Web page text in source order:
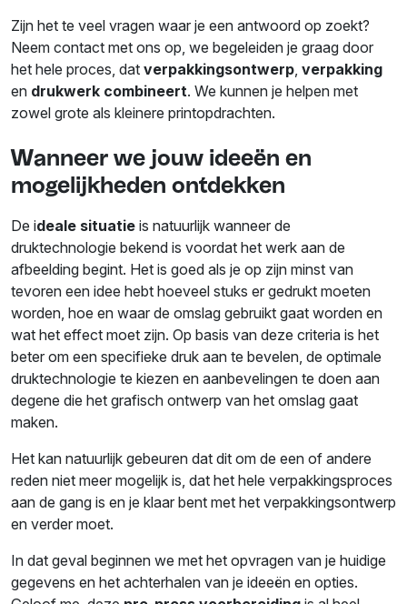
Zijn het te veel vragen waar je een antwoord op zoekt?
Neem contact met ons op, we begeleiden je graag door
het hele proces, dat verpakkingsontwerp verpakking
en drukwerk combineert. We kunnen je helpen met
zowel grote als kleinere printopdrachten.
Wanneer we jouw ideeën en
mogelijkheden ontdekken
De ideale situatie is natuurlijk wanneer de
druktechnologie bekend is voordat het werk aan de
afbeelding begint. Het is goed als je op zijn minst van
tevoren een idee hebt hoeveel stuks er gedrukt moeten
worden, hoe en waar de omslag gebruikt gaat worden en
wat het effect moet zijn. Op basis van deze criteria is het
beter om een specifieke druk aan te bevelen, de optimale
druktechnologie te kiezen en aanbevelingen te doen aan
degene die het grafisch ontwerp van het omslag gaat
maken.
Het kan natuurlijk gebeuren dat dit om de een of andere
reden niet meer mogelijk is, dat het hele verpakkingsproces
aan de gang is en je klaar bent met het verpakkingsontwerp
en verder moet.
In dat geval beginnen we met het opvragen van je huidige
gegevens en het achterhalen van je ideeën en opties.